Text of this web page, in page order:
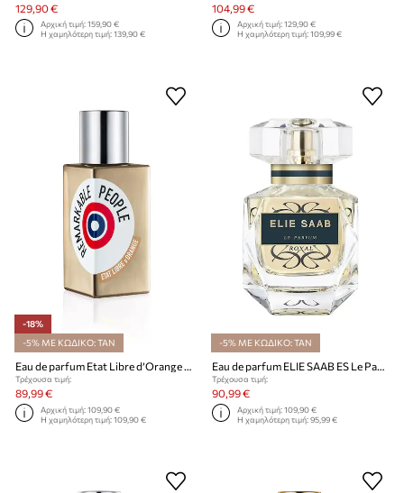
129,90 €
Αρχική τιμή:159,90 €
Η χαμηλότερη τιμή:139,90 €
104,99 €
Αρχική τιμή:129,90 €
Η χαμηλότερη τιμή:109,99 €
-18%
-5% ΜΕ ΚΩΔΙΚΟ: TAN
Eau de parfum Etat Libre d’Orange EdP Nat. Spray 50 ml
Τρέχουσα τιμή:
89,99 €
Αρχική τιμή:109,90 €
Η χαμηλότερη τιμή:109,90 €
-5% ΜΕ ΚΩΔΙΚΟ: TAN
Eau de parfum ELIE SAAB ES Le Parfum Royal EDP 50ml
Τρέχουσα τιμή:
90,99 €
Αρχική τιμή:109,90 €
Η χαμηλότερη τιμή:95,99 €